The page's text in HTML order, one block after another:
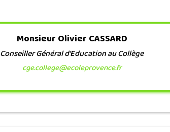
Monsieur Olivier CASSARD
Conseiller Général d’Education au Collège
cge.college@ecoleprovence.fr